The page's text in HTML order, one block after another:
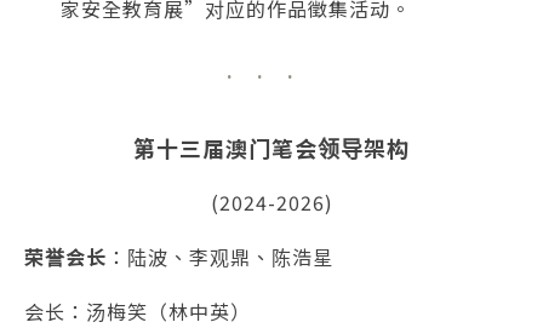
家安全教育展”对应的作品徵集活动。
第十三届澳门笔会领导架构
(2024-2026)
荣誉会长 ：陆波、李观鼎、陈浩星
会长：汤梅笑（林中英）